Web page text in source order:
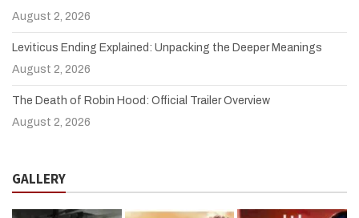
August 2, 2026
Leviticus Ending Explained: Unpacking the Deeper Meanings
August 2, 2026
The Death of Robin Hood: Official Trailer Overview
August 2, 2026
GALLERY